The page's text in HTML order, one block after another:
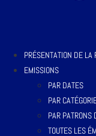
PRÉSENTATION DE LA
EMISSIONS
PAR DATES
PAR
PAR PATRONS
TOUTES LES